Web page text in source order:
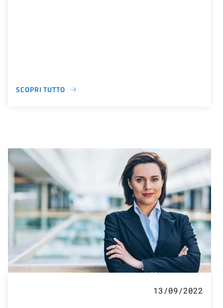
SCOPRI TUTTO
13/09/2022